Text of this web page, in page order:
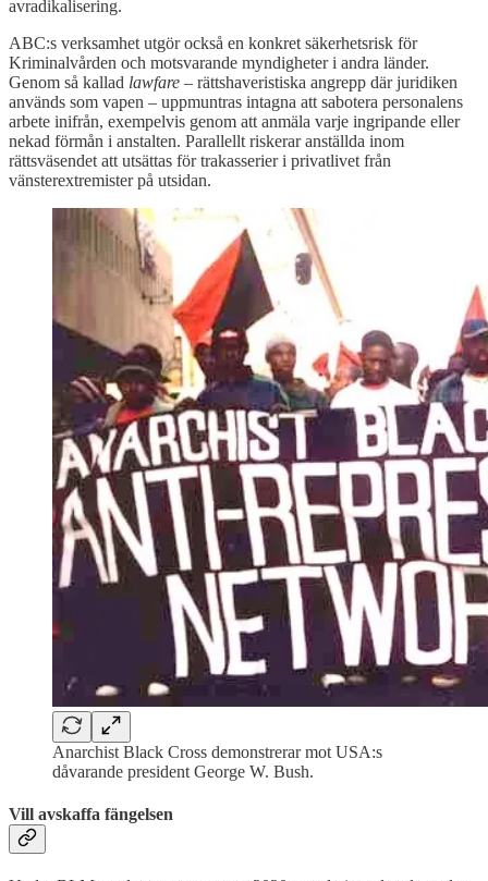
avradikalisering.
ABC:s verksamhet utgör också en konkret säkerhetsrisk för
Kriminalvården och motsvarande myndigheter i andra länder.
Genom så kallad lawfare – rättshaveristiska angrepp där juridiken
används som vapen – uppmuntras intagna att sabotera personalens
arbete inifrån, exempelvis genom att anmäla varje ingripande eller
nekad förmån i anstalten. Parallellt riskerar anställda inom
rättsväsendet att utsättas för trakasserier i privatlivet från
vänsterextremister på utsidan.
Anarchist Black Cross demonstrerar mot USA:s
dåvarande president George W. Bush.
Vill avskaffa fängelsen